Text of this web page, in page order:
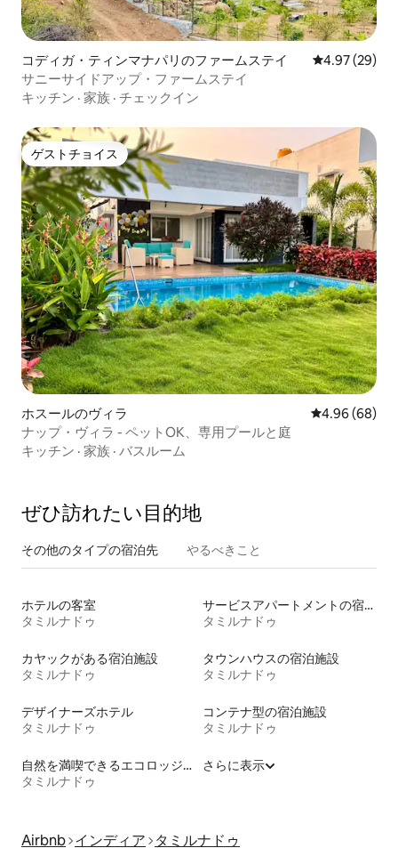
コディガ・ティンマナパリのファームステイ レビュー29
4.97 (29)
サニーサイドアップ・ファームステイ
キッチン · 家族 · チェックイン
ゲストチョイス
ゲストチョイス
ホスールのヴィラ レビュー68件
4.96 (68)
ナップ・ヴィラ - ペットOK、専用プールと庭
キッチン · 家族 · バスルーム
ぜひ訪⁠れ⁠た⁠い目⁠的⁠地
その他のタ⁠イ⁠プ⁠の宿⁠泊⁠先 やるべきこと
ホテルの客室
タミルナドゥ
サービスアパートメントの宿泊施設
タミルナドゥ
カヤックがある宿泊施設
タミルナドゥ
タウンハウスの宿泊施設
タミルナドゥ
デザイナーズホテル
タミルナドゥ
コンテナ型の宿泊施設
タミルナドゥ
自然を満喫できるエコロッジの宿泊施設
タミルナドゥ
さらに表示
Airbnb インディア タミルナドゥ